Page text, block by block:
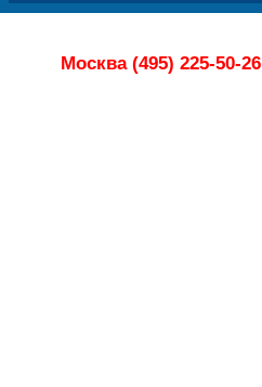
Москва (495) 225-50-26